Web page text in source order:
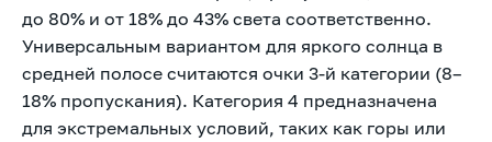
до 80% и от 18% до 43% света соответственно.
Универсальным вариантом для яркого солнца в
средней полосе считаются очки 3-й категории (8–
18% пропускания). Категория 4 предназначена
для экстремальных условий, таких как горы или